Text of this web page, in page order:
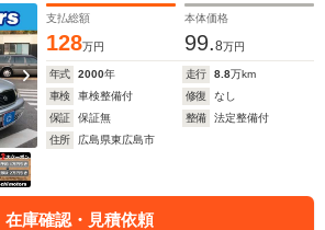
支払総額
128万円
本体価格
99.8万円
年式 2000年 走行 8.8万km
車検
車検整備付 修復
なし
保証
保証無 整備
法定整備付
住所
広島県東広島市
在庫確認・見積依頼